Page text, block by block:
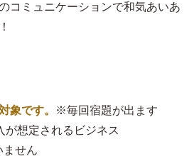
コミュニケーションで和気あいあ
象です。
※毎回宿題が出ます
が想定されるビジネス
せん